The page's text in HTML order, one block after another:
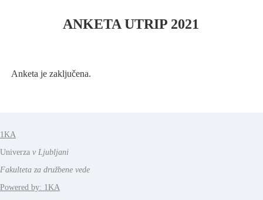
ANKETA UTRIP 2021
Anketa je zaključena.
1KA
Univerza v Ljubljani
Fakulteta za družbene vede
Powered by: 1KA